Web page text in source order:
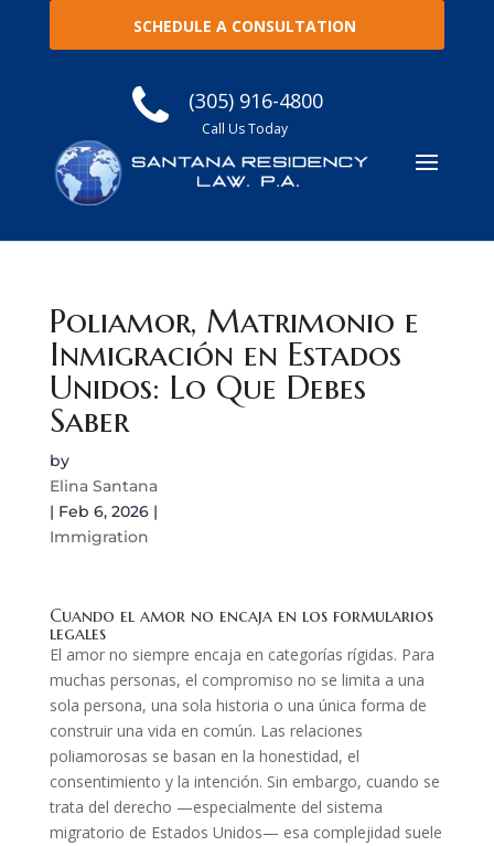
SCHEDULE A CONSULTATION
(305) 916-4800
Call Us Today
Poliamor, Matrimonio e
Inmigración en Estados
Unidos: Lo Que Debes
Saber
by
Elina Santana
| Feb 6, 2026|
Immigration
Cuando el amor no encaja en los formularios
legales
El amor no siempre encaja en categorías rígidas. Para
muchas personas, el compromiso no se limita a una
sola persona, una sola historia o una única forma de
construir una vida en común. Las relaciones
poliamorosas se basan en la honestidad, el
consentimiento y la intención. Sin embargo, cuando se
trata del derecho —especialmente del sistema
migratorio de Estados Unidos— esa complejidad suele